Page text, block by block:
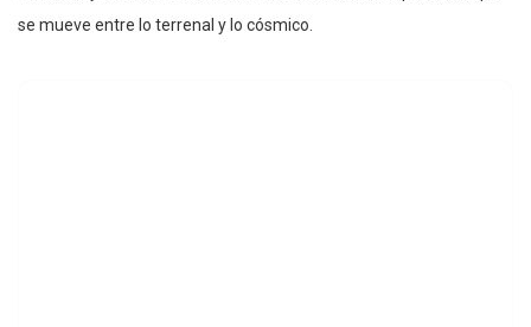
se mueve entre lo terrenal y lo cósmico.